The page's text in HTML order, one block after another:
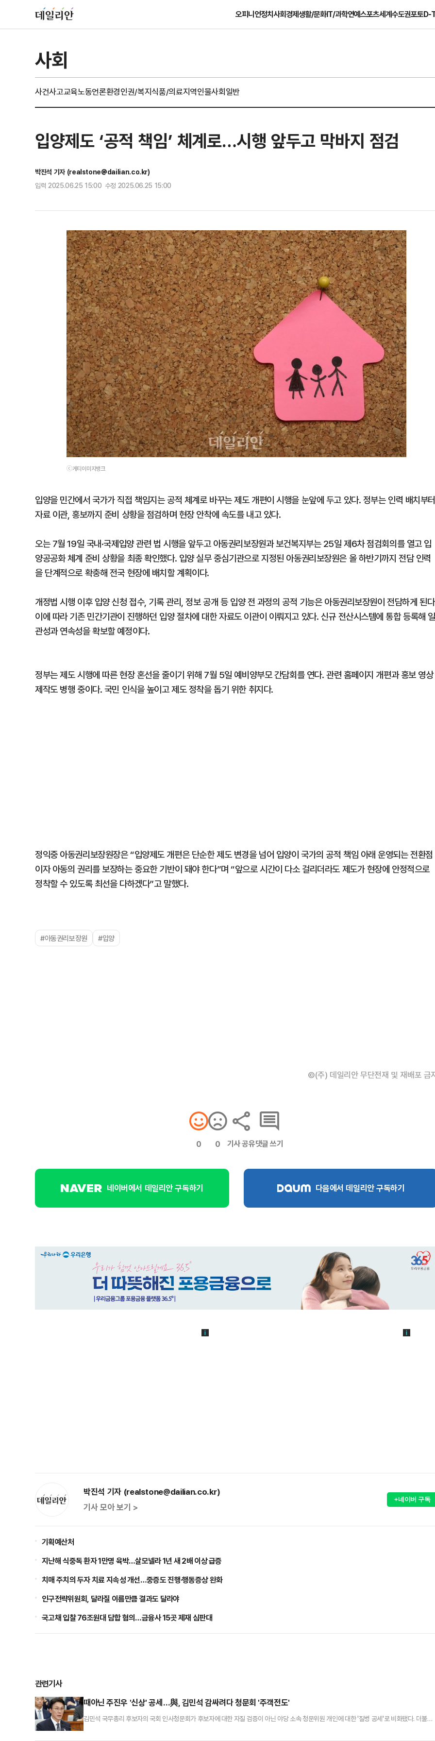
오피니언정치사회경제생활/문화IT/과학연예스포츠세계수도권포토D-
사회
사건사고교육노동언론환경인권/복지식품/의료지역인물사회일반
입양제도 ‘공적 책임’ 체계로…시행 앞두고 막바지 점검
박진석 기자 (realstone@dailian.co.kr)
입력 2025.06.25 15:00 수정 2025.06.25 15:00
ⓒ게티이미지뱅크
입양을 민간에서 국가가 직접 책임지는 공적 체계로 바꾸는 제도 개편이 시행을 눈앞에 두고 있다. 정부는 인력 배치부
자료 이관, 홍보까지 준비 상황을 점검하며 현장 안착에 속도를 내고 있다.
오는 7월 19일 국내·국제입양 관련 법 시행을 앞두고 아동권리보장원과 보건복지부는 25일 제6차 점검회의를 열고 입
양공공화 체계 준비 상황을 최종 확인했다. 입양 실무 중심기관으로 지정된 아동권리보장원은 올 하반기까지 전담 인력
을 단계적으로 확충해 전국 현장에 배치할 계획이다.
개정법 시행 이후 입양 신청 접수, 기록 관리, 정보 공개 등 입양 전 과정의 공적 기능은 아동권리보장원이 전담하게 된
이에 따라 기존 민간기관이 진행하던 입양 절차에 대한 자료도 이관이 이뤄지고 있다. 신규 전산시스템에 통합 등록해
관성과 연속성을 확보할 예정이다.
정부는 제도 시행에 따른 현장 혼선을 줄이기 위해 7월 5일 예비양부모 간담회를 연다. 관련 홈페이지 개편과 홍보 영상
제작도 병행 중이다. 국민 인식을 높이고 제도 정착을 돕기 위한 취지다.
정익중 아동권리보장원장은 “입양제도 개편은 단순한 제도 변경을 넘어 입양이 국가의 공적 책임 아래 운영되는 전환점
이자 아동의 권리를 보장하는 중요한 기반이 돼야 한다”며 “앞으로 시간이 다소 걸리더라도 제도가 현장에 안정적으로
정착할 수 있도록 최선을 다하겠다”고 말했다.
#아동권리보장원 #입양
©(주) 데일리안 무단전재 및 재배포 금
0 0 기사 공유댓글 쓰기
네이버에서 데일리안 구독하기 다음에서 데일리안 구독하기
박진석 기자 (realstone@dailian.co.kr)
기사 모아 보기 >
+네이버 구독
기획예산처
지난해 식중독 환자 1만명 육박…살모넬라 1년 새 2배 이상 급증
치매 주치의 두자 치료 지속성 개선…중증도 진행·행동증상 완화
인구전략위원회, 달라질 이름만큼 결과도 달라야
국고채 입찰 76조원대 담합 혐의…금융사 15곳 제재 심판대
관련기사
때아닌 주진우 '신상' 공세…與, 김민석 감싸려다 청문회 '주객전도'
김민석 국무총리 후보자의 국회 인사청문회가 후보자에 대한 자질 검증이 아닌 야당 소속 청문위원 개인에 대한 '질병 공세'로 비화됐다. 더불어
판이 나온다.박선원 민주당 의원은 24일 국회에서 열린 김 후보자 인사청문회에서 주진우 국민의힘 의원의 병역 면제 사유가 된 '급성 간염'을